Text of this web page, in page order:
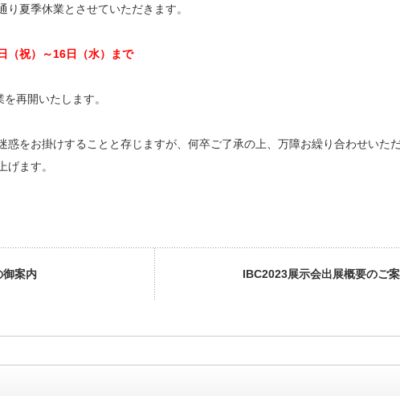
り夏季休業とさせていただきます。
（祝）～16日（水）まで
再開いたします。
惑をお掛けすることと存じますが、何卒ご了承の上、万障お繰り合わせいた
げます。
御案内 IBC2023展示会出展概要のご